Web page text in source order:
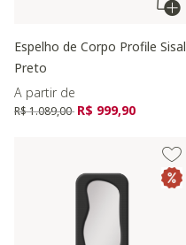
Espelho de Corpo Profile Sisal
Preto
A partir de
Preço reduzido de
R$ 1.089,00 para
R$ 999,90